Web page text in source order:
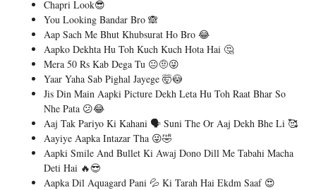
Chapri Look😎
You Looking Bandar Bro 🙈
Aap Sach Me Bhut Khubsurat Ho Bro 😂
Aapko Dekhta Hu Toh Kuch Kuch Hota Hai 🤔
Mera 50 Rs Kab Dega Tu 😐🤨😜
Yaar Yaha Sab Pighal Jayege 🤯😳
Jis Din Main Aapki Picture Dekh Leta Hu Toh Raat Bhar So
Nhe Pata 😕😂
Aaj Tak Pariyo Ki Kahani 🗣️ Suni The Or Aaj Dekh Bhe Li 🥰
Aayiye Aapka Intazar Tha 😜🤣
Aapki Smile And Bullet Ki Awaj Dono Dill Me Tabahi Macha
Deti Hai 🔥😎
Aapka Dil Aquagard Pani 💦 Ki Tarah Hai Ekdm Saaf 😍